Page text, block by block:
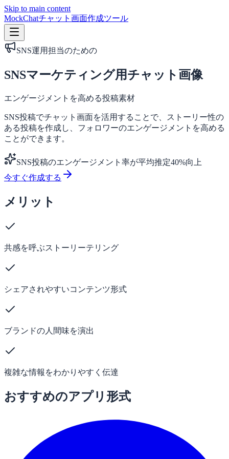
Skip to main content
MockChatチャット画面作成ツール
SNS運用担当のための
SNSマーケティング用チャット画像
エンゲージメントを高める投稿素材
SNS投稿でチャット画面を活用することで、ストーリー性の
ある投稿を作成し、フォロワーのエンゲージメントを高める
ことができます。
SNS投稿のエンゲージメント率が平均推定40%向上
今すぐ作成する
メリット
共感を呼ぶストーリーテリング
シェアされやすいコンテンツ形式
ブランドの人間味を演出
複雑な情報をわかりやすく伝達
おすすめのアプリ形式